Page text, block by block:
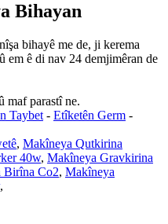
Bihayan
bihayê me de, ji kerema
em ê di nav 24 demjimêran de
maf parastî ne.
Taybet - Etîketên Germ -
, Makîneya Qutkirina
40w, Makîneya Gravkirina
Birîna Co2, Makîneya
,